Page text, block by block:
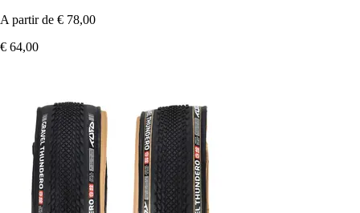
A partir de € 78,00
€ 64,00